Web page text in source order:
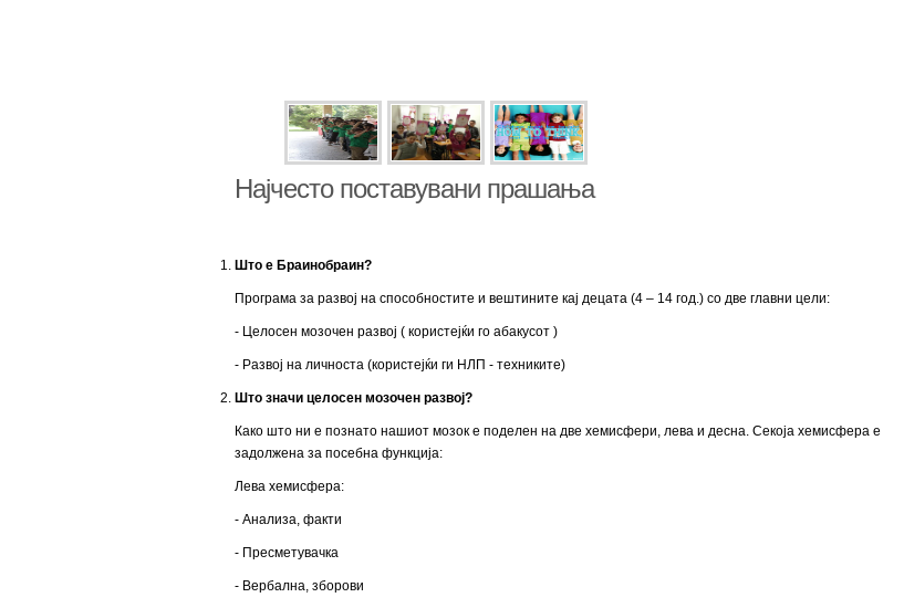
Најчесто поставувани прашања
Што е Браинобраин?
Програма за развој на способностите и вештините кај децата (4 – 14 год.) со две главни цели:
- Целосен мозочен развој ( користејќи го абакусот )
- Развој на личноста (користејќи ги НЛП - техниките)
Што значи целосен мозочен развој?
Како што ни е познато нашиот мозок е поделен на две хемисфери, лева и десна. Секоја хемисфера е
задолжена за посебна функција:
Лева хемисфера:
- Анализа, факти
- Пресметувачка
- Вербална, зборови